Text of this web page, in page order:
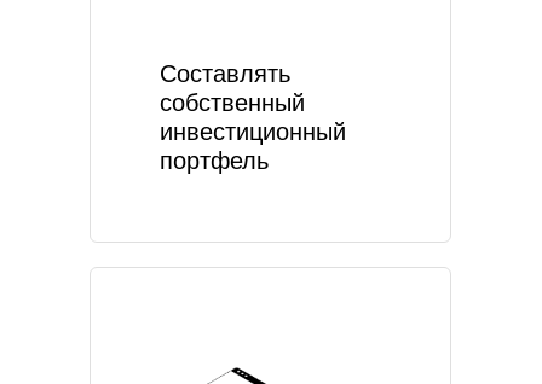
Составлять
собственный
инвестиционный
портфель